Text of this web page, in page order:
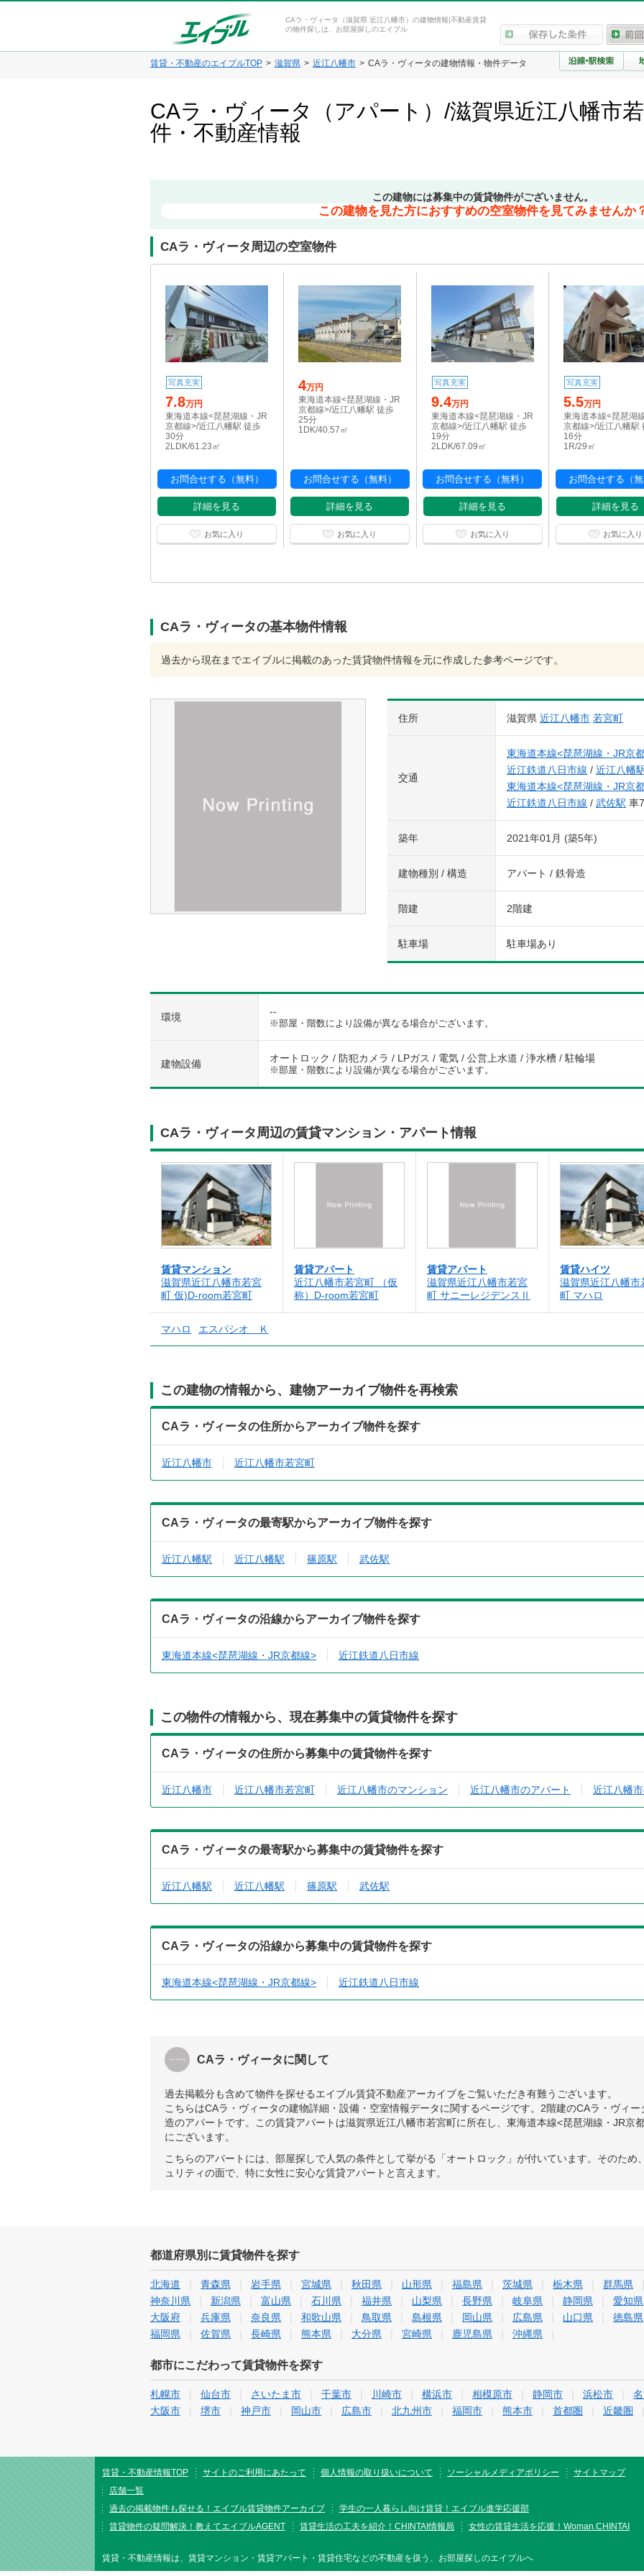
CAラ・ヴィータ（滋賀県 近江八幡市）の建物情報|不動産賃貸
の物件探しは、お部屋探しのエイブル
賃貸・不動産のエイブルTOP 滋賀県 近江八幡市 CAラ・ヴィータの建物情報・物件データ
CAラ・ヴィータ（アパート）/滋賀県近江八幡市
件・不動産情報
この建物には募集中の賃貸物件がございません。
この建物を見た方におすすめの空室物件を見てみませんか
CAラ・ヴィータ周辺の空室物件
写真充実
7.8万円
東海道本線<琵琶湖線・JR
京都線>/近江八幡駅 徒歩
30分
2LDK/61.23㎡
お問合せする（無料）
詳細を見る
お気に入り
4万円
東海道本線<琵琶湖線・JR
京都線>/近江八幡駅 徒歩
25分
1DK/40.57㎡
お問合せする（無料）
詳細を見る
お気に入り
写真充実
9.4万円
東海道本線<琵琶湖線・JR
京都線>/近江八幡駅 徒歩
19分
2LDK/67.09㎡
お問合せする（無料）
詳細を見る
お気に入り
写真充実
5.5万円
東海道本線<琵琶湖
京都線>/近江八幡駅
16分
1R/29㎡
お問合せする（
詳細を見る
お気に入り
CAラ・ヴィータの基本物件情報
過去から現在までエイブルに掲載のあった賃貸物件情報を元に作成した参考ページです。
住所 滋賀県 近江八幡市 若宮町
交通
東海道本線<琵琶湖線・JR京
近江鉄道八日市線 / 近江八幡
東海道本線<琵琶湖線・JR京
近江鉄道八日市線 / 武佐駅 車
築年 2021年01月 (築5年)
建物種別 / 構造 アパート / 鉄骨造
階建 2階建
駐車場 駐車場あり
環境 --
※部屋・階数により設備が異なる場合がございます。
建物設備 オートロック / 防犯カメラ / LPガス / 電気 / 公営上水道 / 浄水槽 / 駐輪場
※部屋・階数により設備が異なる場合がございます。
CAラ・ヴィータ周辺の賃貸マンション・アパート情報
賃貸マンション
滋賀県近江八幡市若宮
町 仮)D-room若宮町
賃貸アパート
近江八幡市若宮町 （仮
称）D-room若宮町
賃貸アパート
滋賀県近江八幡市若宮
町 サニーレジデンスⅡ
賃貸ハイツ
滋賀県近江八幡市
町 マハロ
マハロ エスパシオ Ｋ
この建物の情報から、建物アーカイブ物件を再検索
CAラ・ヴィータの住所からアーカイブ物件を探す
近江八幡市 近江八幡市若宮町
CAラ・ヴィータの最寄駅からアーカイブ物件を探す
近江八幡駅 近江八幡駅 篠原駅 武佐駅
CAラ・ヴィータの沿線からアーカイブ物件を探す
東海道本線<琵琶湖線・JR京都線> 近江鉄道八日市線
この物件の情報から、現在募集中の賃貸物件を探す
CAラ・ヴィータの住所から募集中の賃貸物件を探す
近江八幡市 近江八幡市若宮町 近江八幡市のマンション 近江八幡市のアパート 近江八幡
CAラ・ヴィータの最寄駅から募集中の賃貸物件を探す
近江八幡駅 近江八幡駅 篠原駅 武佐駅
CAラ・ヴィータの沿線から募集中の賃貸物件を探す
東海道本線<琵琶湖線・JR京都線> 近江鉄道八日市線
CAラ・ヴィータに関して
過去掲載分も含めて物件を探せるエイブル賃貸不動産アーカイブをご覧いただき有難うございます。
こちらはCAラ・ヴィータの建物詳細・設備・空室情報データに関するページです。2階建のCAラ・ヴィ
造のアパートです。この賃貸アパートは滋賀県近江八幡市若宮町に所在し、東海道本線<琵琶湖線・JR京
にございます。
こちらのアパートには、部屋探しで人気の条件として挙がる「オートロック」が付いています。そのため
ュリティの面で、特に女性に安心な賃貸アパートと言えます。
都道府県別に賃貸物件を探す
北海道 青森県 岩手県 宮城県 秋田県 山形県 福島県 茨城県 栃木県
群馬県
神奈川県
新潟県 富山県 石川県 福井県 山梨県 長野県 岐阜県 静岡県
愛知県
大阪府
兵庫県 奈良県 和歌山県 鳥取県 島根県 岡山県 広島県 山口県
徳島県
福岡県
佐賀県 長崎県 熊本県 大分県 宮崎県 鹿児島県 沖縄県
都市にこだわって賃貸物件を探す
札幌市 仙台市 さいたま市 千葉市 川崎市 横浜市 相模原市 静岡市 浜松市
大阪市
堺市 神戸市 岡山市 広島市 北九州市 福岡市 熊本市 首都圏 近畿圏
賃貸・不動産情報TOP サイトのご利用にあたって 個人情報の取り扱いについて ソーシャルメディアポリシー
サイトマップ
店舗一覧
過去の掲載物件も探せる！エイブル賃貸物件アーカイブ
学生の一人暮らし向け賃貸！エイブル進学応援部
賃貸物件の疑問解決！教えてエイブルAGENT
賃貸生活の工夫を紹介！CHINTAI情報局 女性の賃貸生活を応援！Woman.CHINTAI
賃貸・不動産情報は、賃貸マンション・賃貸アパート・賃貸住宅などの不動産を扱う、お部屋探しのエイブルへ